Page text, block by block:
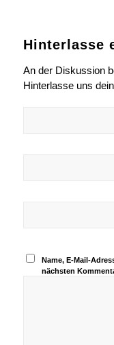
Hinterlasse
An der Diskussion
Hinterlasse uns
Name, E-Mail-
nächsten